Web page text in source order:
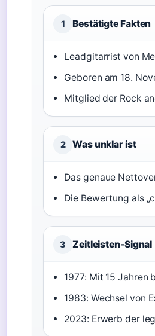
1 Bestätigte Fakten
Leadgitarrist von
Geboren am 18.
Mitglied der Rock
2 Was unklar ist
Das genaue
Die Bewertung als
3 Zeitleisten-Signal
1977: Mit 15 Jahren
1983: Wechsel von
2023: Erwerb der